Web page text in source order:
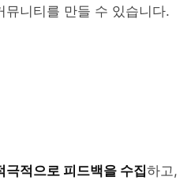
니티를 만들 수 있습니다.
극적으로 피드백을 수집하고,